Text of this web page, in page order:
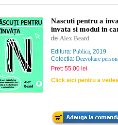
Nascuti pentru a
invata si modul in
de Alex Beard
Editura: Publica, 2019
Colectia: Dezvoltare
Pret: 55.00 lei
Click aici pentru a